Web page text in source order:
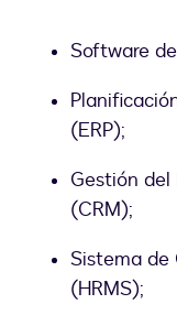
Software
(ERP);
Gestión
(CRM);
Sistema de
(HRMS);